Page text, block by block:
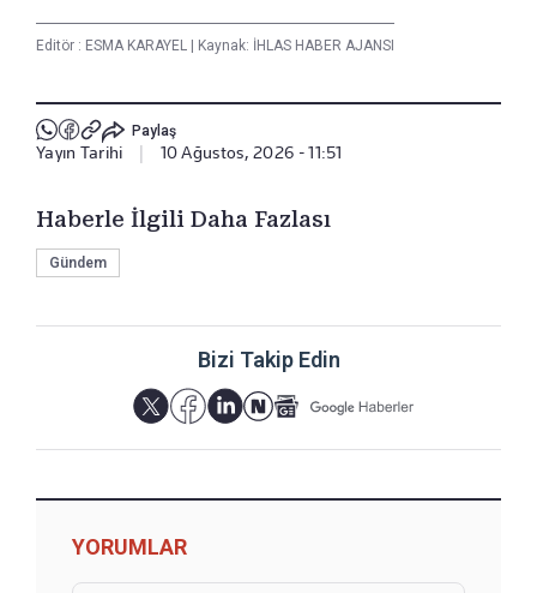
Editör : ESMA KARAYEL | Kaynak: İHLAS HABER AJANSI
Paylaş
Yayın Tarihi 10 Ağustos, 2026 - 11:51
Haberle İlgili Daha Fazlası
Gündem
Bizi Takip Edin
YORUMLAR